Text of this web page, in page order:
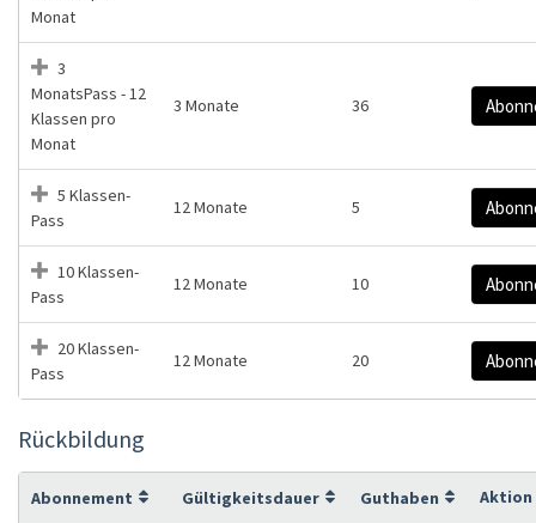
Monat
3
MonatsPass - 12
Klassen pro
Monat
3 Monate 36
5 Klassen-
Pass
12 Monate 5
10 Klassen-
Pass
12 Monate 10
20 Klassen-
Pass
12 Monate 20
Rückbildung
Abonnement Gültigkeitsdauer Guthaben Aktion